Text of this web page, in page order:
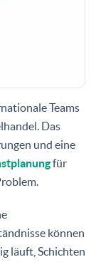
Teams
Das
und eine
für
können
läuft, Schichten